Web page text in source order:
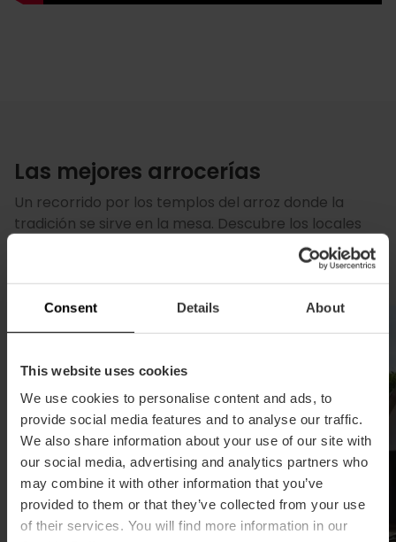
Consent Details About
This website uses cookies
We use cookies to personalise content and ads, to
provide social media features and to analyse our traffic.
We also share information about your use of our site with
our social media, advertising and analytics partners who
may combine it with other information that you’ve
provided to them or that they’ve collected from your use
of their services. You will find more information in our
Las mejores arrocerías
Un recorrido por los templos del arroz donde la
tradición se sirve en la mesa. Descubre los locales
más emblemáticos para disfrutar de una paella